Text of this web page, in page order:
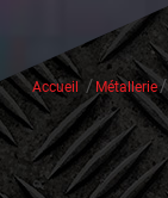
Accueil / Métallerie/